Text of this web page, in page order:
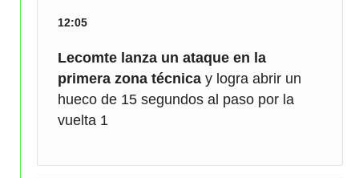
12:05
Lecomte lanza un ataque en la
primera zona técnicay logra abrir un
hueco de 15 segundos al paso por la
vuelta 1